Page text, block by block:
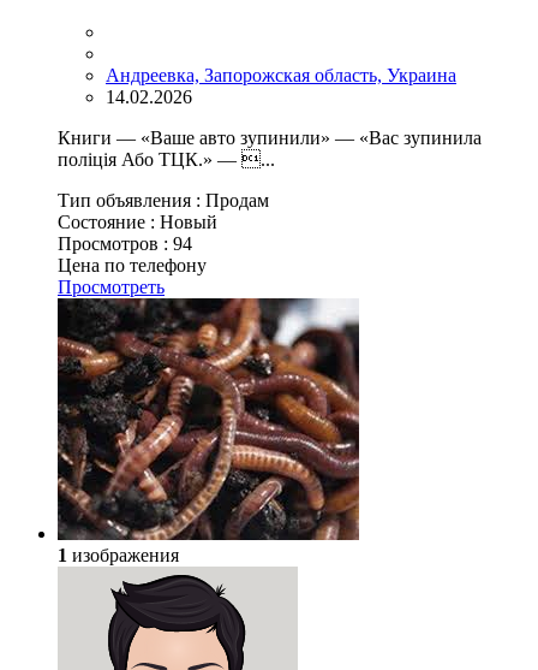
Андреевка, Запорожская область, Украина
14.02.2026
Книги — «Ваше авто зупинили» — «Вас зупинила
полiцiя Або ТЦК.» — ...
Тип объявления : Продам
Состояние : Новый
Просмотров : 94
Цена по телефону
Просмотреть
1 изображения